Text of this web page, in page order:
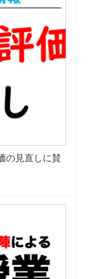
の見直しに賛